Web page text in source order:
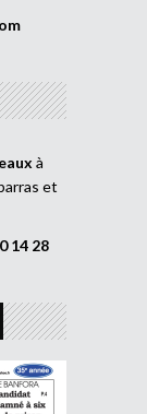
à
et
14 28